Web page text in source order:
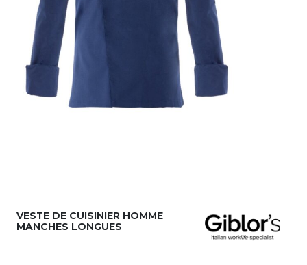
VESTE DE CUISINIER HOMME
MANCHES LONGUES